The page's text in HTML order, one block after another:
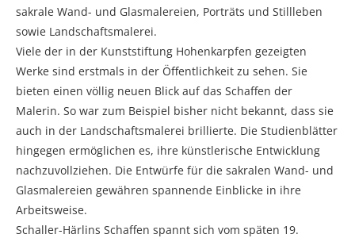
sakrale Wand- und Glasmalereien, Porträts und Stillleben
sowie Landschaftsmalerei.
Viele der in der Kunststiftung Hohenkarpfen gezeigten
Werke sind erstmals in der Öffentlichkeit zu sehen. Sie
bieten einen völlig neuen Blick auf das Schaffen der
Malerin. So war zum Beispiel bisher nicht bekannt, dass sie
auch in der Landschaftsmalerei brillierte. Die Studienblätter
hingegen ermöglichen es, ihre künstlerische Entwicklung
nachzuvollziehen. Die Entwürfe für die sakralen Wand- und
Glasmalereien gewähren spannende Einblicke in ihre
Arbeitsweise.
Schaller-Härlins Schaffen spannt sich vom späten 19.